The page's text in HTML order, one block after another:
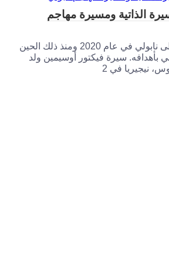
الذاتية ومسيرة مهاجم
وصل فيكتور أوسيمين إلى نابولي في عام 2020 ومنذ ذلك الحين
بأهدافه. سيرة فيكتور أوسيمين ولد
نيجيريا في 2